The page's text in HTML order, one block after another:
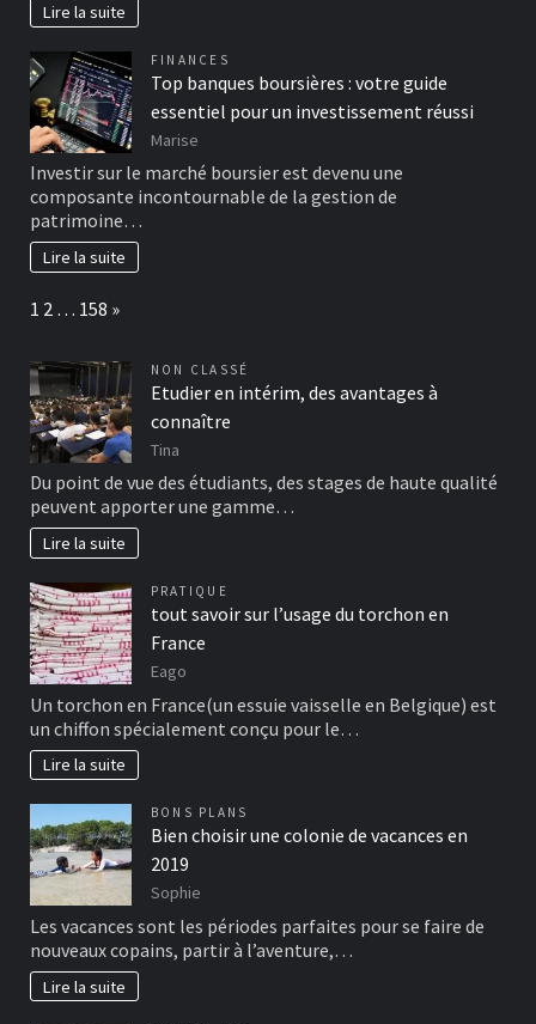
Lire la suite
FINANCES
Top banques boursières : votre guide
essentiel pour un investissement réussi
Marise
Investir sur le marché boursier est devenu une
composante incontournable de la gestion de
patrimoine…
Lire la suite
Page:
1 2 … 158 Next
»
NON CLASSÉ
Etudier en intérim, des avantages à
connaître
Tina
Du point de vue des étudiants, des stages de haute qualité
peuvent apporter une gamme…
Lire la suite
PRATIQUE
tout savoir sur l’usage du torchon en
France
Eago
Un torchon en France(un essuie vaisselle en Belgique) est
un chiffon spécialement conçu pour le…
Lire la suite
BONS PLANS
Bien choisir une colonie de vacances en
2019
Sophie
Les vacances sont les périodes parfaites pour se faire de
nouveaux copains, partir à l’aventure,…
Lire la suite